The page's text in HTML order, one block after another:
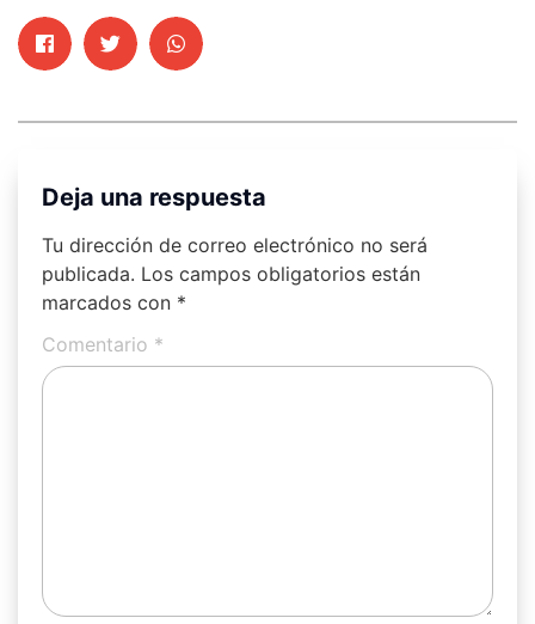
Deja una respuesta
Tu dirección de correo electrónico no será
publicada. Los campos obligatorios están
marcados con *
Comentario *